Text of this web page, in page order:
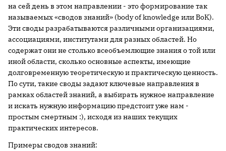
на сей день в этом направлении - это формирование так
называемых «сводов знаний» (body of knowledge или BoK).
Эти своды разрабатываются различными организациями,
ассоциациями, институтами для разных областей. Но
содержат они не столько всеобъемлющие знания о той или
иной области, сколько основные аспекты, имеющие
долговременную теоретическую и практическую ценность.
По сути, такие своды задают ключевые направления в
рамках областей знаний, а выбирать нужное направление
и искать нужную информацию предстоит уже нам -
простым смертным :), исходя из наших текущих
практических интересов.
Примеры сводов знаний: